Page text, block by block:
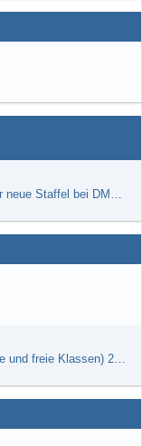
Die Modellbauer - Das Duell | Bewerbung für neue Staffel bei DMAX *Werbung*
Race Night in Lauba (LRP Offroad Challenge und freie Klassen) 25/26.08